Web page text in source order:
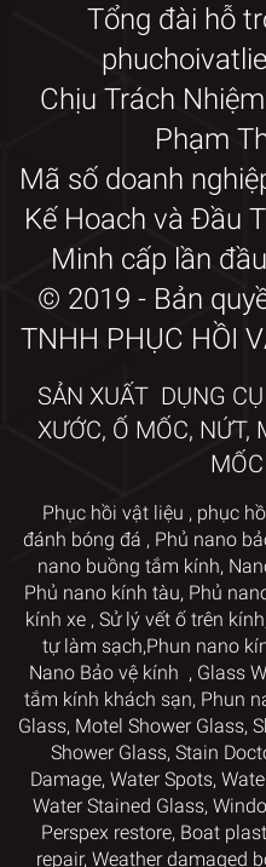
Tổng đài hỗ
Chịu Trách
Phạm
Mã số doanh
Kế Hoach và Đầu
Minh cấp lần
© 2019 - Bản
TNHH PHỤC HỒI
SẢN XUẤT DỤNG
XƯỚC, Ố MỐC, NỨT,
Phục hồi vật liệu , phục
đánh bóng đá , Phủ nano
nano buồng tắm kính,
Phủ nano kính tàu, Phủ
kính xe, Sử lý vết ố trên kính
tự làm sạch,Phun nano
Nano Bảo vệ kính , Glass
tắm kính khách sạn, Phun
Glass, Motel Shower Glass,
Shower Glass, Stain
Damage, Water Spots,
Water Stained Glass,
Perspex restore, Boat
repair, Weather damaged